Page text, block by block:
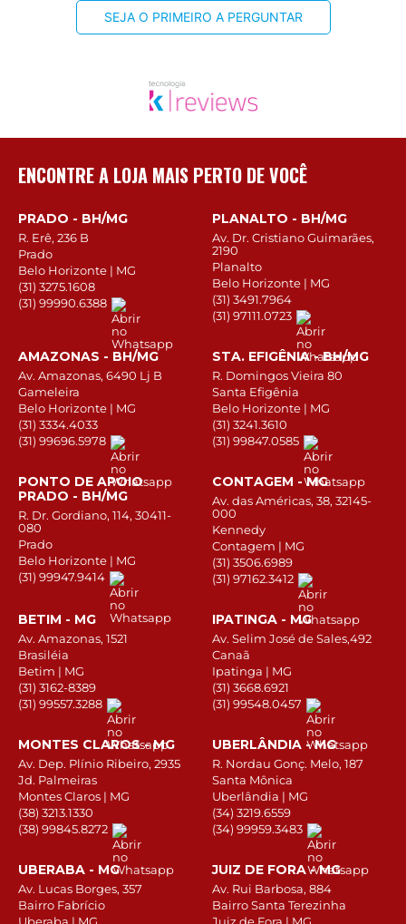
SEJA O PRIMEIRO A PERGUNTAR
ENCONTRE A LOJA MAIS PERTO DE VOCÊ
PRADO - BH/MG
R. Erê, 236 B
Prado
Belo Horizonte | MG
(31) 3275.1608
(31) 99990.6388
PLANALTO - BH/MG
Av. Dr. Cristiano Guimarães,
2190
Planalto
Belo Horizonte | MG
(31) 3491.7964
(31) 97111.0723
AMAZONAS - BH/MG
Av. Amazonas, 6490 Lj B
Gameleira
Belo Horizonte | MG
(31) 3334.4033
(31) 99696.5978
STA. EFIGÊNIA - BH/MG
R. Domingos Vieira 80
Santa Efigênia
Belo Horizonte | MG
(31) 3241.3610
(31) 99847.0585
PONTO DE APOIO
PRADO - BH/MG
R. Dr. Gordiano, 114, 30411-
080
Prado
Belo Horizonte | MG
(31) 99947.9414
CONTAGEM - MG
Av. das Américas, 38, 32145-
000
Kennedy
Contagem | MG
(31) 3506.6989
(31) 97162.3412
BETIM - MG
Av. Amazonas, 1521
Brasiléia
Betim | MG
(31) 3162-8389
(31) 99557.3288
IPATINGA - MG
Av. Selim José de Sales,492
Canaã
Ipatinga | MG
(31) 3668.6921
(31) 99548.0457
MONTES CLAROS - MG
Av. Dep. Plínio Ribeiro, 2935
Jd. Palmeiras
Montes Claros | MG
(38) 3213.1330
(38) 99845.8272
UBERLÂNDIA - MG
R. Nordau Gonç. Melo, 187
Santa Mônica
Uberlândia | MG
(34) 3219.6559
(34) 99959.3483
UBERABA - MG
Av. Lucas Borges, 357
Bairro Fabrício
Uberaba | MG
JUIZ DE FORA - MG
Av. Rui Barbosa, 884
Bairro Santa Terezinha
Juiz de Fora | MG